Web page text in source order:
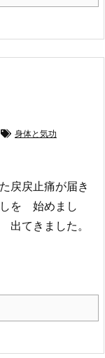
身体と気功
戻戻止痛が届き
を 始めまし
てきました。